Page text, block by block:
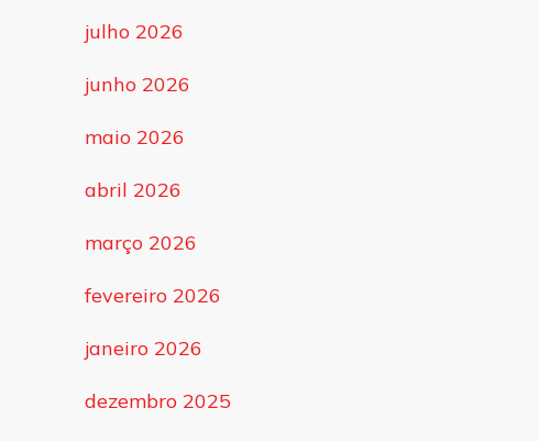
julho 2026
junho 2026
maio 2026
abril 2026
março 2026
fevereiro 2026
janeiro 2026
dezembro 2025